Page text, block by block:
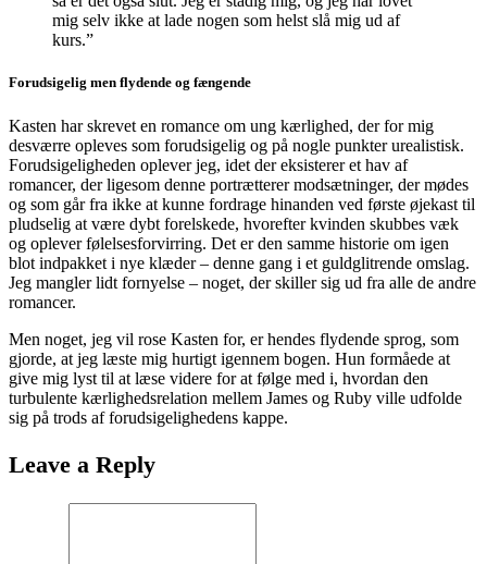
mig selv ikke at lade nogen som helst slå mig ud af
kurs.”
Forudsigelig men flydende og fængende
Kasten har skrevet en romance om ung kærlighed, der for mig
desværre opleves som forudsigelig og på nogle punkter urealistisk.
Forudsigeligheden oplever jeg, idet der eksisterer et hav af
romancer, der ligesom denne portrætterer modsætninger, der mødes
og som går fra ikke at kunne fordrage hinanden ved første øjekast til
pludselig at være dybt forelskede, hvorefter kvinden skubbes væk
og oplever følelsesforvirring. Det er den samme historie om igen
blot indpakket i nye klæder – denne gang i et guldglitrende omslag.
Jeg mangler lidt fornyelse – noget, der skiller sig ud fra alle de andre
romancer.
Men noget, jeg vil rose Kasten for, er hendes flydende sprog, som
gjorde, at jeg læste mig hurtigt igennem bogen. Hun formåede at
give mig lyst til at læse videre for at følge med i, hvordan den
turbulente kærlighedsrelation mellem James og Ruby ville udfolde
sig på trods af forudsigelighedens kappe.
Leave a Reply